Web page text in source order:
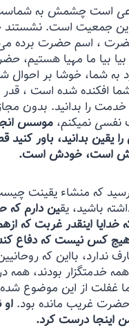
است چشمش به
جمعيت است. نشستند
، اسم حضرت برده
بيا بيا ما مهيا هستيم،
به شما، خوشا بر احوال
افكنده شده است ، قدر
خدمت را بدانيد. بدون
نمیكنم، موسس
را يقين بدانيد، باور كنيد
است، خودش است.
كه منشاء يقينت
باشيد، يقين دارم كه
خدايا اينقدر غربت كه
كس نيست كه دفاع
ندارد، بااين كه
خدمتگزار بودند، همه
غفلت از اين موضوع
غريب مانده بود.
اينجا درست كرد.